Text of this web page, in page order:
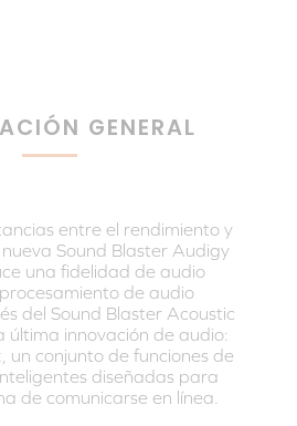
GENERAL
entre el rendimiento y
Sound Blaster Audigy
una fidelidad de audio
de audio
del Sound Blaster Acoustic
última innovación de audio:
, un conjunto de funciones de
diseñadas para
de comunicarse en línea.